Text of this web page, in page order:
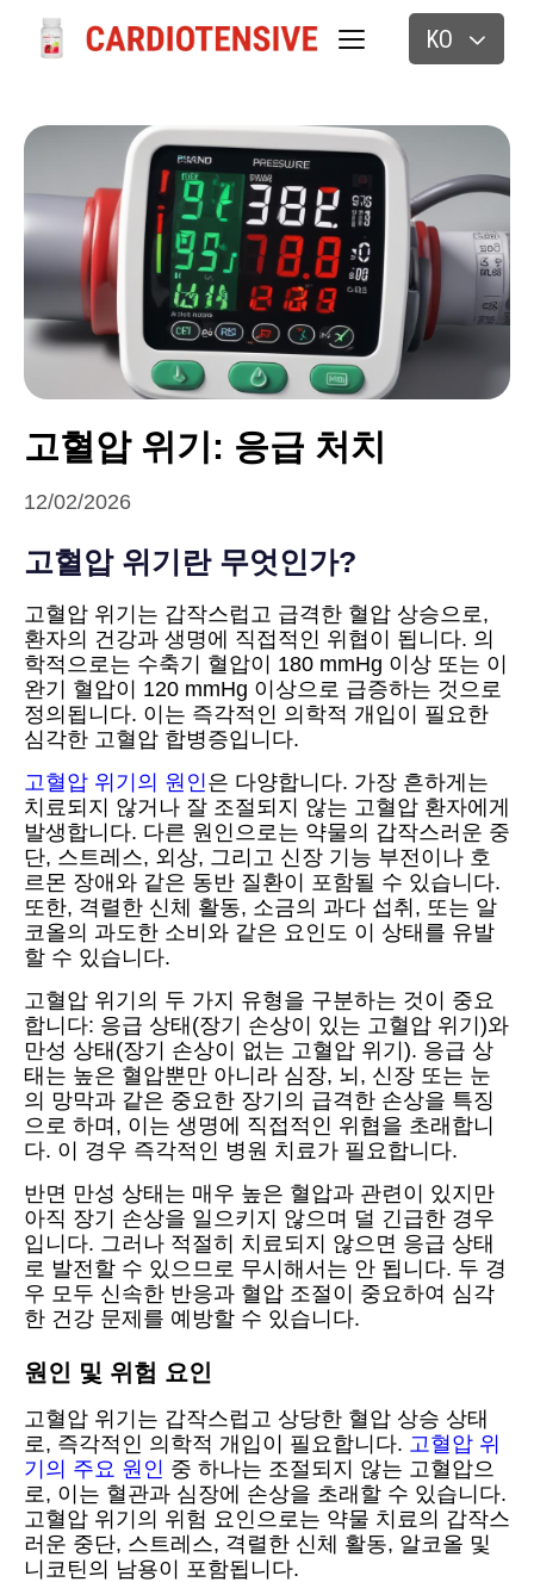
KO
고혈압 위기: 응급 처치
12/02/2026
고혈압 위기란 무엇인가?
고혈압 위기는 갑작스럽고 급격한 혈압 상승으로,
환자의 건강과 생명에 직접적인 위협이 됩니다. 의
학적으로는 수축기 혈압이 180 mmHg 이상 또는 이
완기 혈압이 120 mmHg 이상으로 급증하는 것으로
정의됩니다. 이는 즉각적인 의학적 개입이 필요한
심각한 고혈압 합병증입니다.
고혈압 위기의 원인은 다양합니다. 가장 흔하게는
치료되지 않거나 잘 조절되지 않는 고혈압 환자에게
발생합니다. 다른 원인으로는 약물의 갑작스러운 중
단, 스트레스, 외상, 그리고 신장 기능 부전이나 호
르몬 장애와 같은 동반 질환이 포함될 수 있습니다.
또한, 격렬한 신체 활동, 소금의 과다 섭취, 또는 알
코올의 과도한 소비와 같은 요인도 이 상태를 유발
할 수 있습니다.
고혈압 위기의 두 가지 유형을 구분하는 것이 중요
합니다: 응급 상태(장기 손상이 있는 고혈압 위기)와
만성 상태(장기 손상이 없는 고혈압 위기). 응급 상
태는 높은 혈압뿐만 아니라 심장, 뇌, 신장 또는 눈
의 망막과 같은 중요한 장기의 급격한 손상을 특징
으로 하며, 이는 생명에 직접적인 위협을 초래합니
다. 이 경우 즉각적인 병원 치료가 필요합니다.
반면 만성 상태는 매우 높은 혈압과 관련이 있지만
아직 장기 손상을 일으키지 않으며 덜 긴급한 경우
입니다. 그러나 적절히 치료되지 않으면 응급 상태
로 발전할 수 있으므로 무시해서는 안 됩니다. 두 경
우 모두 신속한 반응과 혈압 조절이 중요하여 심각
한 건강 문제를 예방할 수 있습니다.
원인 및 위험 요인
고혈압 위기는 갑작스럽고 상당한 혈압 상승 상태
로, 즉각적인 의학적 개입이 필요합니다. 고혈압 위
기의 주요 원인 중 하나는 조절되지 않는 고혈압으
로, 이는 혈관과 심장에 손상을 초래할 수 있습니다.
고혈압 위기의 위험 요인으로는 약물 치료의 갑작스
러운 중단, 스트레스, 격렬한 신체 활동, 알코올 및
니코틴의 남용이 포함됩니다.